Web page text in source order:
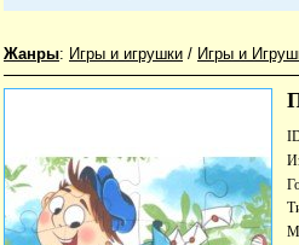
Жанры: Игры и игрушки / Игры и